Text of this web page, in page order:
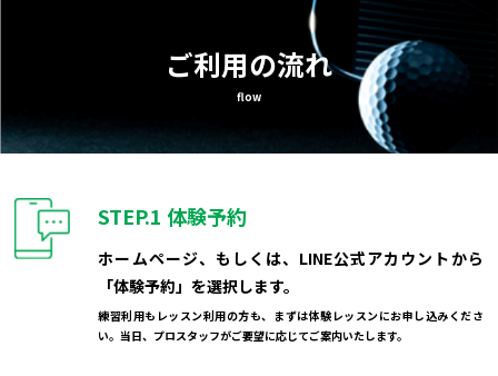
ご利用の流れ
flow
STEP.1 体験予約
ホームページ、もしくは、LINE公式アカウントから
「体験予約」を選択します。
練習利用もレッスン利用の方も、まずは体験レッスンにお申し込みくださ
い。当日、プロスタッフがご要望に応じてご案内いたします。